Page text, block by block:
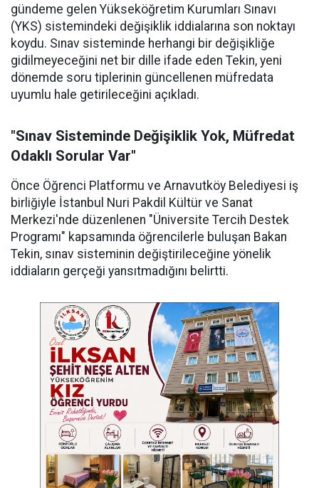
gündeme gelen Yükseköğretim Kurumları Sınavı
(YKS) sistemindeki değişiklik iddialarına son noktayı
koydu. Sınav sisteminde herhangi bir değişikliğe
gidilmeyeceğini net bir dille ifade eden Tekin, yeni
dönemde soru tiplerinin güncellenen müfredata
uyumlu hale getirileceğini açıkladı.
"Sınav Sisteminde Değişiklik Yok, Müfredat
Odaklı Sorular Var"
Önce Öğrenci Platformu ve Arnavutköy Belediyesi iş
birliğiyle İstanbul Nuri Pakdil Kültür ve Sanat
Merkezi'nde düzenlenen "Üniversite Tercih Destek
Programı" kapsamında öğrencilerle buluşan Bakan
Tekin, sınav sisteminin değiştirileceğine yönelik
iddiaların gerçeği yansıtmadığını belirtti.